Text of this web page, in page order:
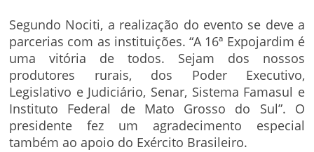
Segundo Nociti, a realização do evento se deve a
parcerias com as instituições. “A 16ª Expojardim é
uma vitória de todos. Sejam dos nossos
produtores rurais, dos Poder Executivo,
Legislativo e Judiciário, Senar, Sistema Famasul e
Instituto Federal de Mato Grosso do Sul”. O
presidente fez um agradecimento especial
também ao apoio do Exército Brasileiro.